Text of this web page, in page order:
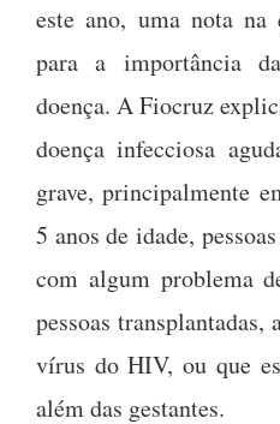
este ano, uma nota na
para a importância
doença. A Fiocruz
doença infecciosa
grave, principalmente
5 anos de idade,
com algum problema
pessoas
vírus do HIV, ou que
além das gestantes.